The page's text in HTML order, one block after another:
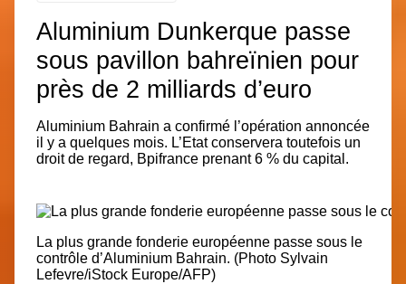
Aluminium Dunkerque passe
sous pavillon bahreïnien pour
près de 2 milliards d’euro
Aluminium Bahrain a confirmé l’opération annoncée
il y a quelques mois. L’Etat conservera toutefois un
droit de regard, Bpifrance prenant 6 % du capital.
La plus grande fonderie européenne passe sous le
contrôle d’Aluminium Bahrain. (Photo Sylvain
Lefevre/iStock Europe/AFP)